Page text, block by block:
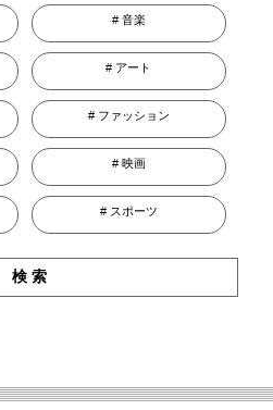
音楽
アート
ファッション
映画
スポーツ